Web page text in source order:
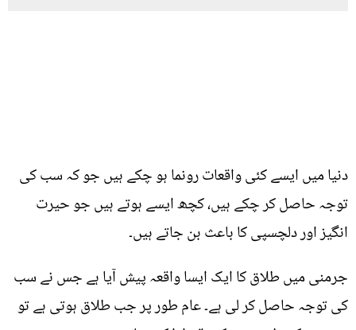
دنیا میں ایسے کئی واقعات رونما ہو چکے ہیں جو کہ سب کی
توجہ حاصل کر چکے ہیں، کچھ ایسے ہوتے ہیں جو حیرت
انگیز اور دلچسپی کا باعث بن جاتے ہیں۔
جرمنی میں طلاق کا ایک ایسا واقعہ پیش آیا ہے جس نے سب
کی توجہ حاصل کر لی ہے۔ عام طور پر جب طلاق ہوتی ہے تو